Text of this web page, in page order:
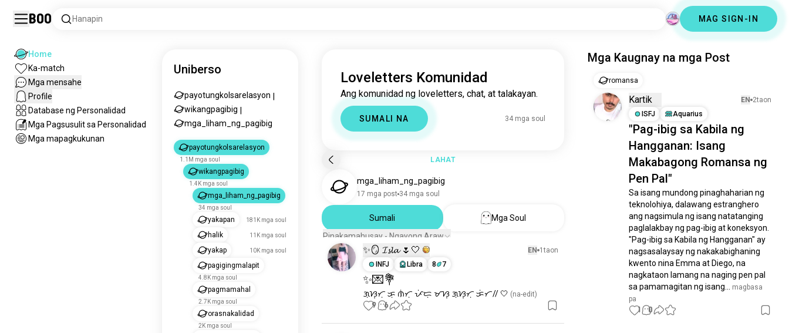
Boo Hanapin MAG SIGN-IN
Home
Ka-match
Mga mensahe
Profile
Database ng Personalidad
Mga Pagsusulit sa Personalidad
Mga mapagkukunan
Uniberso
payotungkolsarelasyon
wikangpagibig
mga_liham_ng_pagibig
payotungkolsarelasyon
1.1M mga soul
wikangpagibig
1.4K mga soul
mga_liham_ng_pagibig
34 mga soul
yakapan 181K mga soul
halik 11K mga soul
yakap 10K mga soul
pagigingmalapit
4.8K mga soul
pagmamahal
2.7K mga soul
orasnakalidad
2K mga soul
Loveletters Komunidad
Ang komunidad ng loveletters, chat, at talakayan.
SUMALI NA 34 mga soul
LAHAT
mga_liham_ng_pagibig
17 mga post 34 mga soul
Sumali
Mga Soul
Pinakamahusay - Ngayong Araw
✨🪞 𝓘𝓼𝓵𝓪 🌷🤍 EN 1taon
INFJ
Libra 8 7
✨💌💐
ᜄᜓᜐ᜔ᜆᜓ ᜃᜓ ᜈᜒᜆᜓ ᜉᜒᜇᜓ ᜋᜐ᜔ ᜄᜓᜐ᜔ᜆᜓ ᜃᜒᜆ// 🤍 (na-edit)
9 6
Mga Kaugnay na mga Post
romansa
Kartik EN 2taon
ISFJ
Aquarius
"Pag-ibig sa Kabila ng
Hangganan: Isang
Makabagong Romansa ng
Pen Pal"
Sa isang mundong pinaghaharian ng
teknolohiya, dalawang estranghero
ang nagsimula ng isang natatanging
paglalakbay ng pag-ibig at koneksyon.
"Pag-ibig sa Kabila ng Hangganan" ay
nagsasalaysay ng nakakabighaning
kwento nina Emma at Diego, na
nagkataon lamang na naging pen pal
sa pamamagitan ng isang...
magbasa
pa
1 0